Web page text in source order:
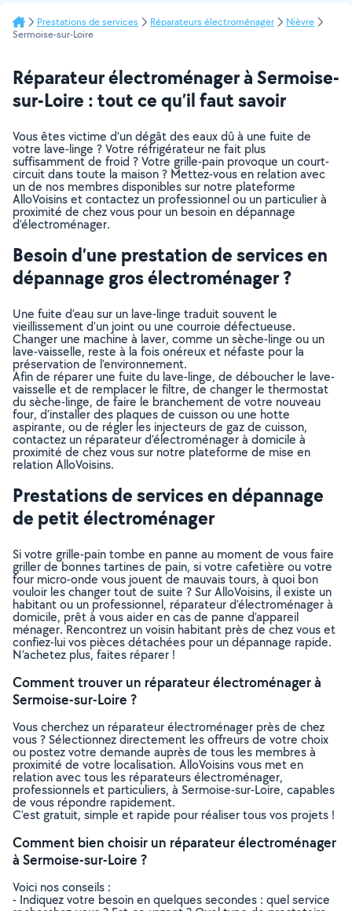
Prestations de services Réparateurs électroménager
Nièvre
Sermoise-sur-Loire
Réparateur électroménager à Sermoise-
sur-Loire : tout ce qu’il faut savoir
Vous êtes victime d’un dégât des eaux dû à une fuite de
votre lave-linge ? Votre réfrigérateur ne fait plus
suffisamment de froid ? Votre grille-pain provoque un court-
circuit dans toute la maison ? Mettez-vous en relation avec
un de nos membres disponibles sur notre plateforme
AlloVoisins et contactez un professionnel ou un particulier à
proximité de chez vous pour un besoin en dépannage
d’électroménager.
Besoin d’une prestation de services en
dépannage gros électroménager ?
Une fuite d’eau sur un lave-linge traduit souvent le
vieillissement d’un joint ou une courroie défectueuse.
Changer une machine à laver, comme un sèche-linge ou un
lave-vaisselle, reste à la fois onéreux et néfaste pour la
préservation de l’environnement.
Afin de réparer une fuite du lave-linge, de déboucher le lave-
vaisselle et de remplacer le filtre, de changer le thermostat
du sèche-linge, de faire le branchement de votre nouveau
four, d’installer des plaques de cuisson ou une hotte
aspirante, ou de régler les injecteurs de gaz de cuisson,
contactez un réparateur d’électroménager à domicile à
proximité de chez vous sur notre plateforme de mise en
relation AlloVoisins.
Prestations de services en dépannage
de petit électroménager
Si votre grille-pain tombe en panne au moment de vous faire
griller de bonnes tartines de pain, si votre cafetière ou votre
four micro-onde vous jouent de mauvais tours, à quoi bon
vouloir les changer tout de suite ? Sur AlloVoisins, il existe un
habitant ou un professionnel, réparateur d’électroménager à
domicile, prêt à vous aider en cas de panne d’appareil
ménager. Rencontrez un voisin habitant près de chez vous et
confiez-lui vos pièces détachées pour un dépannage rapide.
N’achetez plus, faites réparer !
Comment trouver un réparateur électroménager à
Sermoise-sur-Loire ?
Vous cherchez un réparateur électroménager près de chez
vous ? Sélectionnez directement les offreurs de votre choix
ou postez votre demande auprès de tous les membres à
proximité de votre localisation. AlloVoisins vous met en
relation avec tous les réparateurs électroménager,
professionnels et particuliers, à Sermoise-sur-Loire, capables
de vous répondre rapidement.
C’est gratuit, simple et rapide pour réaliser tous vos projets !
Comment bien choisir un réparateur électroménager
à Sermoise-sur-Loire ?
Voici nos conseils :
- Indiquez votre besoin en quelques secondes : quel service